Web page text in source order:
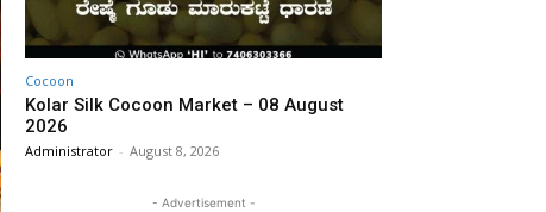
Cocoon
Kolar Silk Cocoon Market – 08 August
2026
Administrator - August 8, 2026
- Advertisement -